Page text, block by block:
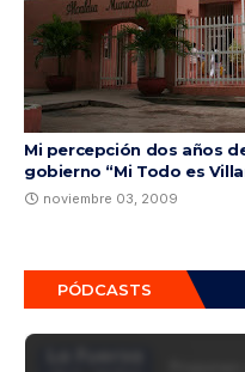
Mi percepción dos años
gobierno “Mi Todo es
noviembre 03, 2009
PÓDCASTS